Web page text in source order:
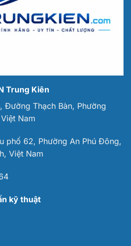
Trung Kiên
Đường Thạch Bàn, Phường
Nam
phố 62, Phường An Phú Đông,
Việt Nam
kỹ thuật